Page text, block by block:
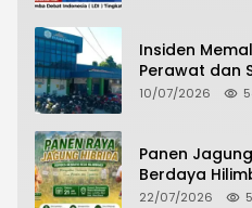
Insiden
Perawat dan
Pelayanan
10/07/2026
Panen
Berdaya
Pertanian
22/07/2026